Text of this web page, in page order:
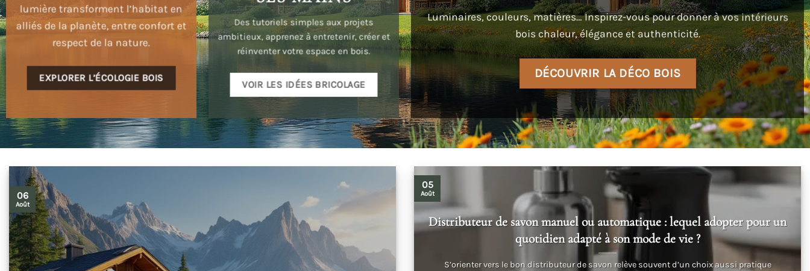
lumière transforment l’habitat en
alliés de la planète, entre confort et
respect de la nature.
EXPLORER L’ÉCOLOGIE BOIS
Des tutoriels simples aux projets
ambitieux, apprenez à entretenir, créer et
réinventer votre espace en bois.
VOIR LES IDÉES BRICOLAGE
Luminaires, couleurs, matières… Inspirez-vous pour donner à vos intérieurs
bois chaleur, élégance et authenticité.
DÉCOUVRIR LA DÉCO BOIS
06
Août
Distributeur de savon manuel ou automatique : lequel adopter pour un
quotidien adapté à son mode de vie ?
S’orienter vers le bon distributeur de savon relève souvent d’un choix aussi pratique
05
Août